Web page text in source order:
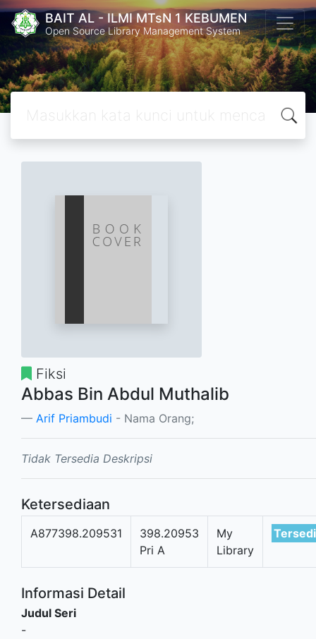
BAIT AL - ILMI MTsN 1 KEBUMEN
Open Source Library Management System
Fiksi
Abbas Bin Abdul Muthalib
Arif Priambudi - Nama Orang;
Tidak Tersedia Deskripsi
Ketersediaan
A877398.209531
398.20953
Pri A
My
Library
Informasi Detail
Judul Seri
-